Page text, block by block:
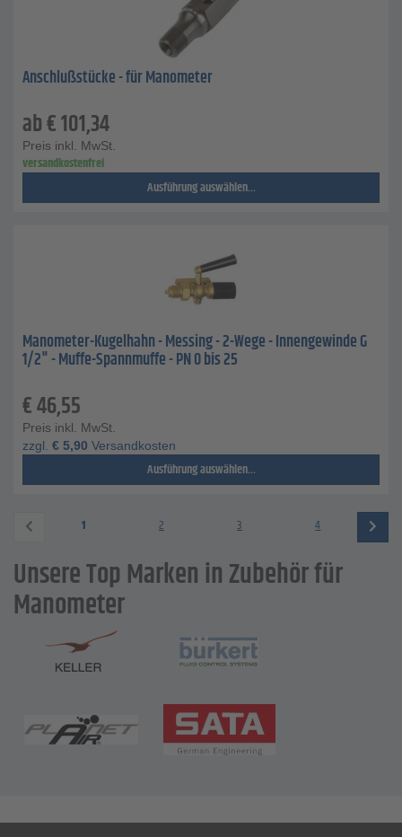
Anschlußstücke - für Manometer
ab€101,34
Preis inkl. MwSt.
versandkostenfrei
Ausführung auswählen...
Manometer-Kugelhahn - Messing - 2-Wege - Innengewinde G
1/2" - Muffe-Spannmuffe - PN 0 bis 25
€46,55
Preis inkl. MwSt.
zzgl. € 5,90 Versandkosten
Ausführung auswählen...
1 2 3 4
Unsere Top Marken in Zubehör für
Manometer